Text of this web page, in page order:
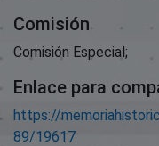
Comisión
Comisión Especial;
Enlace para
https://
89/19617